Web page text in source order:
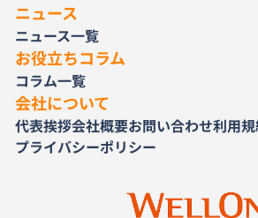
ニュース
ニュース一覧
お役立ちコラム
コラム一覧
会社について
代表挨拶会社概要お問い合わせ利用
プライバシーポリシー